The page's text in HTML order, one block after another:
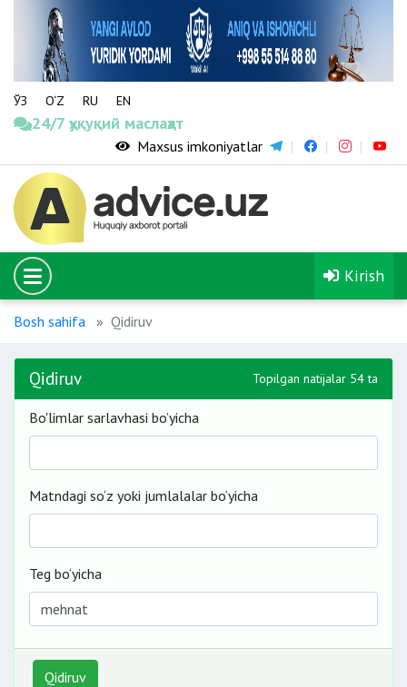
ЎЗ O‘Z RU EN
24/7 ҳуқуқий маслаҳат
Maxsus imkoniyatlar
Kirish
Bosh sahifa Qidiruv
Qidiruv Topilgan natijalar 54 ta
Bo'limlar sarlavhasi bo’yicha
Matndagi so‘z yoki jumlalalar bo‘yicha
Teg bo‘yicha
Qidiruv